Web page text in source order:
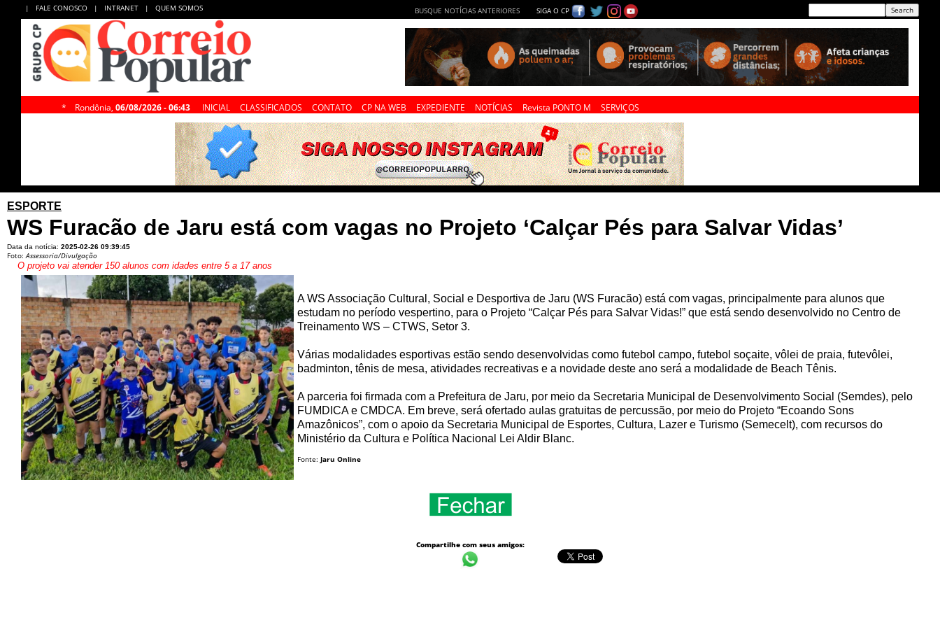
| FALE CONOSCO | INTRANET | QUEM SOMOS BUSQUE NOTÍCIAS ANTERIORES SIGA O CP
* Rondônia, 06/08/2026 - 06:43 INICIAL CLASSIFICADOS CONTATO CP NA WEB EXPEDIENTE NOTÍCIAS Revista PONTO M SERVIÇOS
ESPORTE
WS Furacão de Jaru está com vagas no Projeto ‘Calçar Pés para Salvar Vidas’
Data da notícia: 2025-02-26 09:39:45
Foto:Assessoria/Divulgação
O projeto vai atender 150 alunos com idades entre 5 a 17 anos
A WS Associação Cultural, Social e Desportiva de Jaru (WS Furacão) está com vagas, principalmente para alunos que
estudam no período vespertino, para o Projeto “Calçar Pés para Salvar Vidas!” que está sendo desenvolvido no Centro de
Treinamento WS – CTWS, Setor 3.
Várias modalidades esportivas estão sendo desenvolvidas como futebol campo, futebol soçaite, vôlei de praia, futevôlei,
badminton, tênis de mesa, atividades recreativas e a novidade deste ano será a modalidade de Beach Tênis.
A parceria foi firmada com a Prefeitura de Jaru, por meio da Secretaria Municipal de Desenvolvimento Social (Semdes), pelo
FUMDICA e CMDCA. Em breve, será ofertado aulas gratuitas de percussão, por meio do Projeto “Ecoando Sons
Amazônicos”, com o apoio da Secretaria Municipal de Esportes, Cultura, Lazer e Turismo (Semecelt), com recursos do
Ministério da Cultura e Política Nacional Lei Aldir Blanc.
Fonte: Jaru Online
Compartilhe com seus amigos: